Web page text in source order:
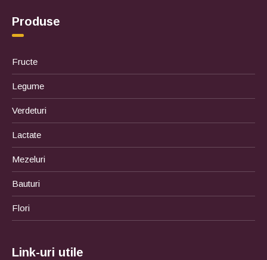
Produse
Fructe
Legume
Verdeturi
Lactate
Mezeluri
Bauturi
Flori
Link-uri utile